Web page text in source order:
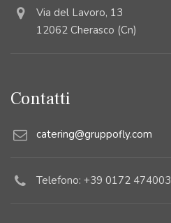
Via del Lavoro, 13
12062 Cherasco (Cn)
Contatti
catering@gruppofly.com
Telefono: +39 0172 474003